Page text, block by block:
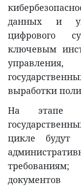
данных и
цифрового
ключевым
выработки
На этапе
цикле будут